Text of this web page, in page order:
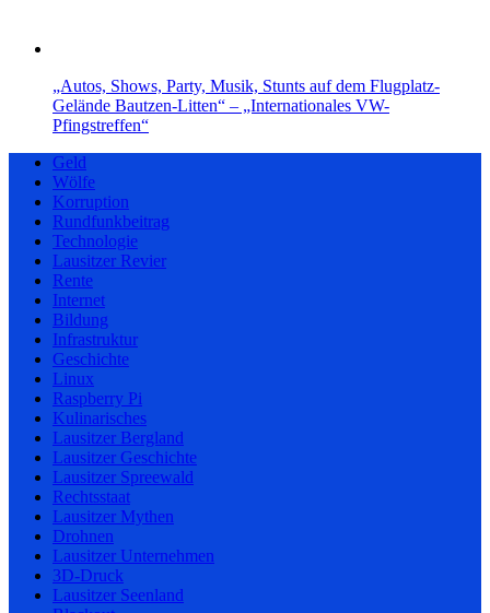
„Autos, Shows, Party, Musik, Stunts auf dem Flugplatz-
Gelände Bautzen-Litten“ – „Internationales VW-
Pfingstreffen“
Geld
Wölfe
Korruption
Rundfunkbeitrag
Technologie
Lausitzer Revier
Rente
Internet
Bildung
Infrastruktur
Geschichte
Linux
Raspberry Pi
Kulinarisches
Lausitzer Bergland
Lausitzer Geschichte
Lausitzer Spreewald
Rechtsstaat
Lausitzer Mythen
Drohnen
Lausitzer Unternehmen
3D-Druck
Lausitzer Seenland